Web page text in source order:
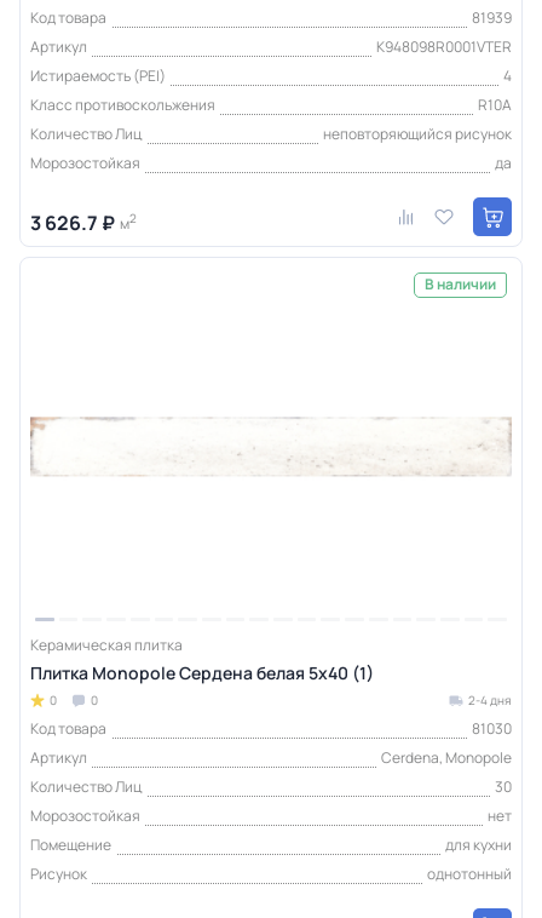
Код товара
81939
Артикул
K948098R0001VTER
Истираемость (PEI)
4
Класс противоскольжения
R10A
Количество Лиц
неповторяющийся рисунок
Морозостойкая
да
3 626.7 ₽ м2
В наличии
Керамическая плитка
Плитка Monopole Сердена белая 5x40 (1)
0 0 2-4 дня
Код товара
81030
Артикул
Cerdena, Monopole
Количество Лиц
30
Морозостойкая
нет
Помещение
для кухни
Рисунок
однотонный